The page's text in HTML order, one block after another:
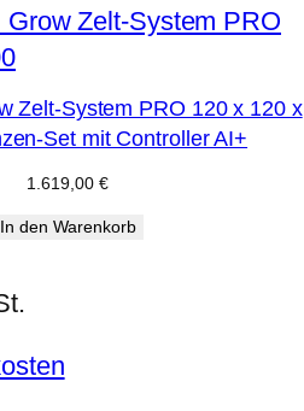
Zelt-System PRO 120 x 120 x
Set mit Controller AI+
1.619,00 €
In den Warenkorb